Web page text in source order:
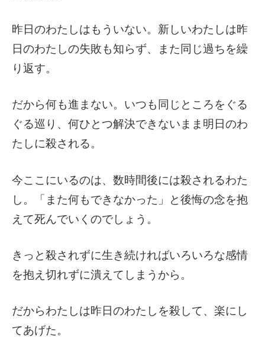
昨日のわたしはもういない。新しいわたしは昨
日のわたしの失敗も知らず、また同じ過ちを繰
り返す。
だから何も進まない。いつも同じところをぐる
ぐる巡り、何ひとつ解決できないまま明日のわ
たしに殺される。
今ここにいるのは、数時間後には殺されるわた
し。「また何もできなかった」と後悔の念を抱
えて死んでいくのでしょう。
きっと殺されずに生き続ければいろいろな感情
を抱え切れずに潰えてしまうから。
だからわたしは昨日のわたしを殺して、楽にし
てあげた。